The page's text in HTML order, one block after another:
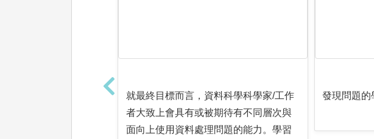
就最終目標而言，資料科學科學家/工作
者大致上會具有或被期待有不同層次與
面向上使用資料處理問題的能力。學習
發現問題的